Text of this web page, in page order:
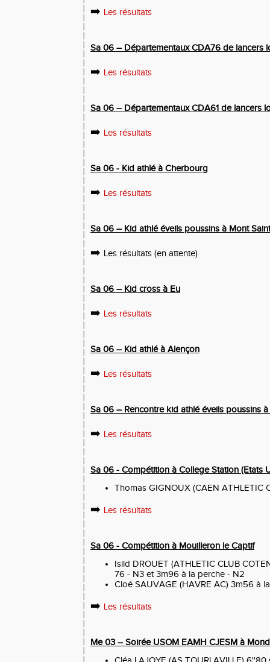
➡️ Les résultats
Sa 06 – Départementaux CDA76 de lancers
➡️ Les résultats
Sa 06 – Départementaux CDA61 de lancers
➡️ Les résultats
Sa 06 - Kid athlé à Cherbourg
➡️ Les résultats
Sa 06 – Kid athlé éveils poussins à Mont
➡️ Les résultats (en attente)
Sa 06 – Kid cross à Eu
➡️ Les résultats
Sa 06 – Kid athlé à Alençon
➡️ Les résultats
Sa 06 – Rencontre kid athlé éveils poussins
➡️ Les résultats
Sa 06 - Compétition à College Station (Etats
Thomas GIGNOUX (CAEN ATHLETIC
➡️ Les résultats
Sa 06 - Compétition à Mouilleron le Captif
Isild DROUET (ATHLETIC CLUB
76 - N3 et 3m96 à la perche - N2
Cloé SAUVAGE (HAVRE AC) 3m56 à
➡️ Les résultats
Me 03 – Soirée USOM EAMH CJESM à